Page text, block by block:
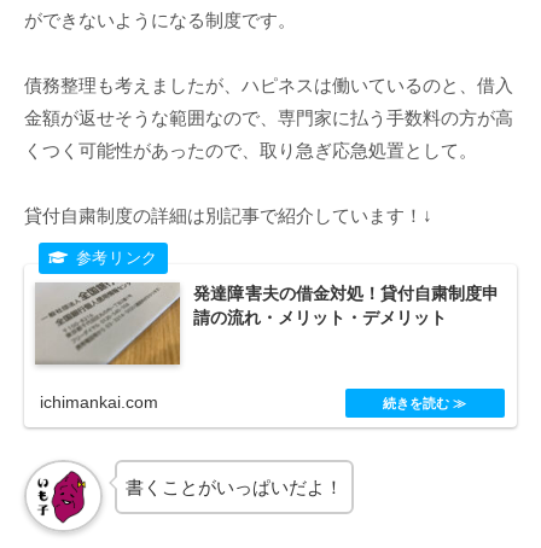
ができないようになる制度です。
債務整理も考えましたが、ハピネスは働いているのと、借入
金額が返せそうな範囲なので、専門家に払う手数料の方が高
くつく可能性があったので、取り急ぎ応急処置として。
貸付自粛制度の詳細は別記事で紹介しています！↓
発達障害夫の借金対処！貸付自粛制度申
請の流れ・メリット・デメリット
ichimankai.com
書くことがいっぱいだよ！